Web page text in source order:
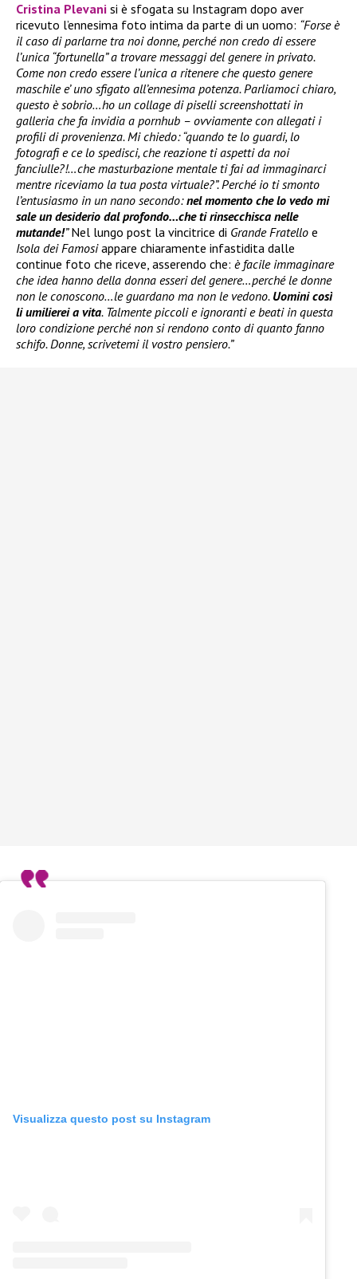
Cristina Plevani si è sfogata su Instagram dopo aver
ricevuto l’ennesima foto intima da parte di un uomo: “Forse è
il caso di parlarne tra noi donne, perché non credo di essere
l’unica “fortunella” a trovare messaggi del genere in privato.
Come non credo essere l’unica a ritenere che questo genere
maschile e’ uno sfigato all’ennesima potenza. Parliamoci chiaro,
questo è sobrio…ho un collage di piselli screenshottati in
galleria che fa invidia a pornhub – ovviamente con allegati i
profili di provenienza. Mi chiedo: “quando te lo guardi, lo
fotografi e ce lo spedisci, che reazione ti aspetti da noi
fanciulle?!…che masturbazione mentale ti fai ad immaginarci
mentre riceviamo la tua posta virtuale?”. Perché io ti smonto
l’entusiasmo in un nano secondo:nel momento che lo vedo mi
sale un desiderio dal profondo…che ti rinsecchisca nelle
mutande!”Nel lungo post la vincitrice di Grande Fratello e
Isola dei Famosiappare chiaramente infastidita dalle
continue foto che riceve, asserendo che: è facile immaginare
che idea hanno della donna esseri del genere…perché le donne
non le conoscono…le guardano ma non le vedono. Uomini così
li umilierei a vita. Talmente piccoli e ignoranti e beati in questa
loro condizione perché non si rendono conto di quanto fanno
schifo. Donne, scrivetemi il vostro pensiero.”
Visualizza questo post su Instagram